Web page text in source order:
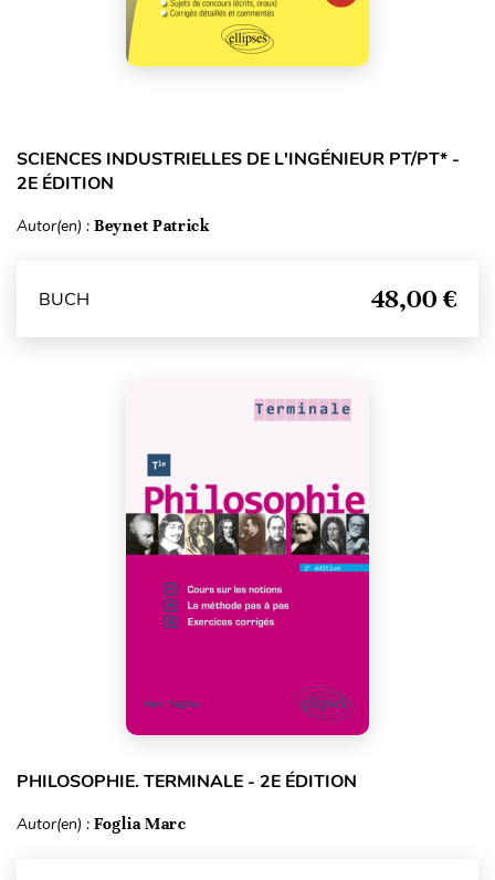
SCIENCES INDUSTRIELLES DE L'INGÉNIEUR PT/PT* -
2E ÉDITION
Autor(en) : Beynet Patrick
BUCH 48,00 €
PHILOSOPHIE. TERMINALE - 2E ÉDITION
Autor(en) : Foglia Marc